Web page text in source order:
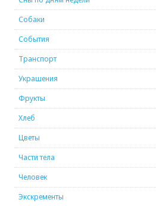
Собаки
События
Транспорт
Украшения
Фрукты
Хлеб
Цветы
Части тела
Человек
Экскременты